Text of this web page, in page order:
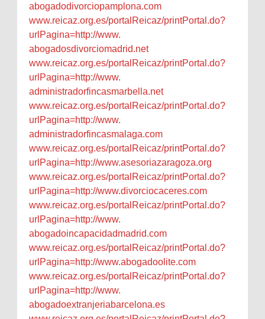
abogadodivorciopamplona.com
www.reicaz.org.es/portalReicaz/printPortal.do?
urlPagina=http://www.
abogadosdivorciomadrid.net
www.reicaz.org.es/portalReicaz/printPortal.do?
urlPagina=http://www.
administradorfincasmarbella.net
www.reicaz.org.es/portalReicaz/printPortal.do?
urlPagina=http://www.
administradorfincasmalaga.com
www.reicaz.org.es/portalReicaz/printPortal.do?
urlPagina=http://www.asesoriazaragoza.org
www.reicaz.org.es/portalReicaz/printPortal.do?
urlPagina=http://www.divorciocaceres.com
www.reicaz.org.es/portalReicaz/printPortal.do?
urlPagina=http://www.
abogadoincapacidadmadrid.com
www.reicaz.org.es/portalReicaz/printPortal.do?
urlPagina=http://www.abogadoolite.com
www.reicaz.org.es/portalReicaz/printPortal.do?
urlPagina=http://www.
abogadoextranjeriabarcelona.es